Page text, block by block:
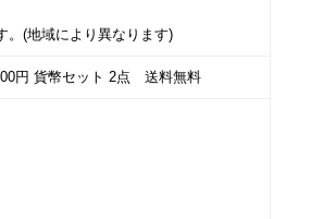
。(地域により異なります)
円 貨幣セット 2点 送料無料